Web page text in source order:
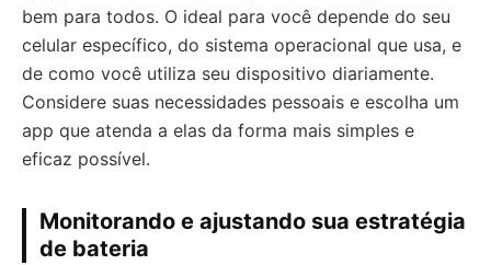
bem para todos. O ideal para você depende do seu
celular específico, do sistema operacional que usa, e
de como você utiliza seu dispositivo diariamente.
Considere suas necessidades pessoais e escolha um
app que atenda a elas da forma mais simples e
eficaz possível.
Monitorando e ajustando sua estratégia
de bateria